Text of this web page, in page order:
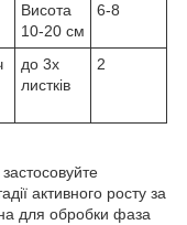
Висота
10-20 см
6-8
до 3х
листків
2
активного росту за
для обробки фаза